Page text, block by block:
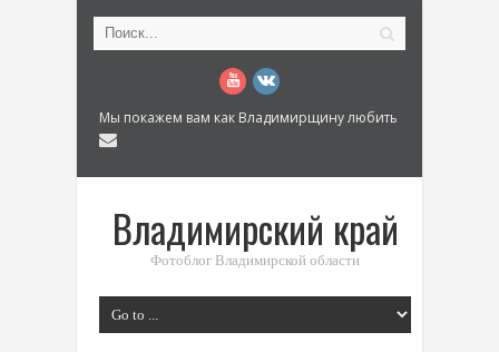
Мы покажем вам как Владимирщину любить
Владимирский край
Фотоблог Владимирской области